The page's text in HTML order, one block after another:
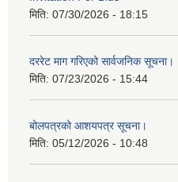
मिति: 07/30/2026 - 18:15
दररेट माग गरिएको सार्वजनिक सूचना।
मिति: 07/23/2026 - 15:44
बोलपत्रको आशयपत्र सूचना।
मिति: 05/12/2026 - 10:48